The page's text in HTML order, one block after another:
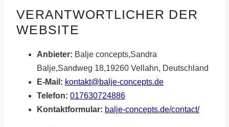
VERANTWORTLICHER DER
WEBSITE
Anbieter: Balje concepts,Sandra
Balje,Sandweg 18,19260 Vellahn, Deutschland
E-Mail: kontakt@balje-concepts.de
Telefon: 017630724886
Kontaktformular: balje-concepts.de/contact/